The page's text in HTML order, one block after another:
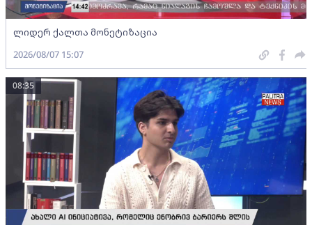
ლიდერ ქალთა მონეტიზაცია
2026/08/07 15:07
08:35